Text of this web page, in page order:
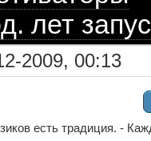
лет
2009, 00:13
есть традиция. -